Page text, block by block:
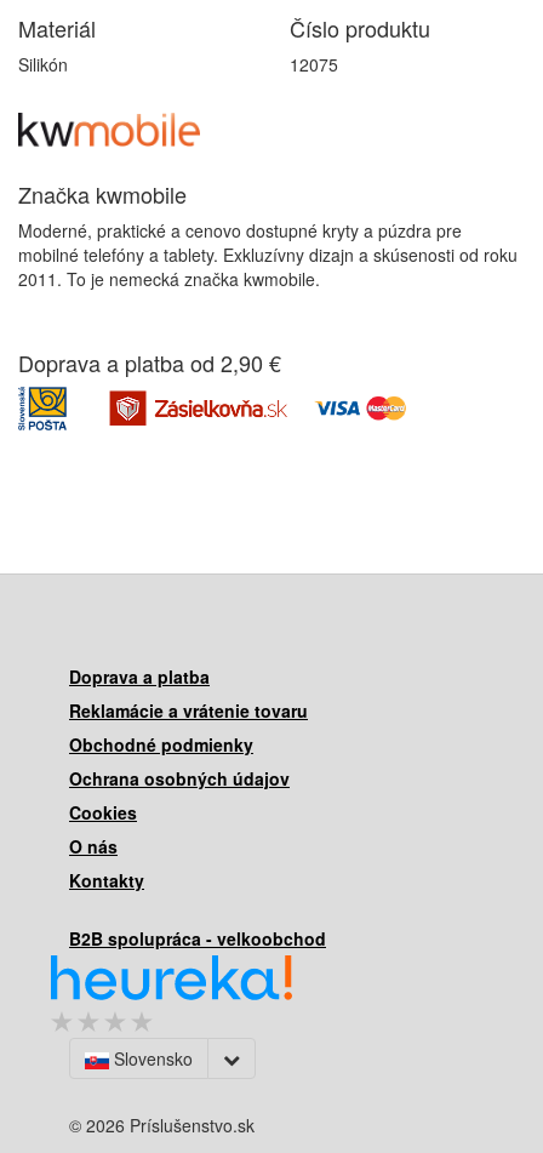
Materiál
Silikón
Číslo produktu
12075
Značka kwmobile
Moderné, praktické a cenovo dostupné kryty a púzdra pre
mobilné telefóny a tablety. Exkluzívny dizajn a skúsenosti od roku
2011. To je nemecká značka kwmobile.
Doprava a platba od 2,90 €
Doprava a platba
Reklamácie a vrátenie tovaru
Obchodné podmienky
Ochrana osobných údajov
Cookies
O nás
Kontakty
B2B spolupráca - velkoobchod
Slovensko
© 2026 Príslušenstvo.sk